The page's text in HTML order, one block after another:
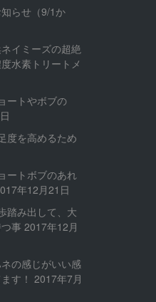
知らせ（9/1か
イミーズの超絶
水素トリートメ
ートやボブの
度を高めるため
ートボブのあれ
年12月21日
踏み出して、大
事 2017年12月
の感じがいい感
す！ 2017年7月